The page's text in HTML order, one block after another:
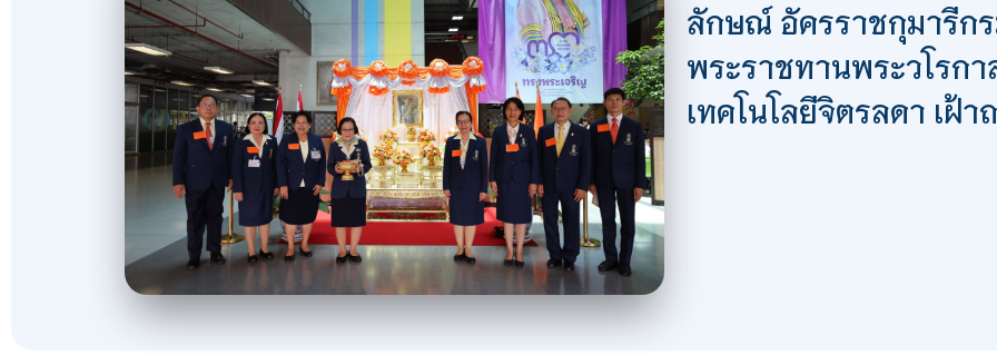
ลักษณ์ อัครราชกุมารีก
พระราชทานพระวโรก
เทคโนโลยีจิตรลดา เฝ้